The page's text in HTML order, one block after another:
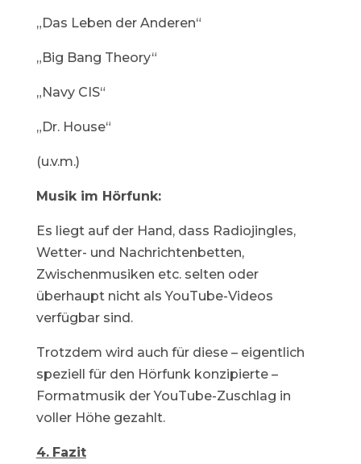
„Das Leben der Anderen“
„Big Bang Theory“
„Navy CIS“
„Dr. House“
(u.v.m.)
Musik im Hörfunk:
Es liegt auf der Hand, dass Radiojingles,
Wetter- und Nachrichtenbetten,
Zwischenmusiken etc. selten oder
überhaupt nicht als YouTube-Videos
verfügbar sind.
Trotzdem wird auch für diese – eigentlich
speziell für den Hörfunk konzipierte –
Formatmusik der YouTube-Zuschlag in
voller Höhe gezahlt.
4. Fazit